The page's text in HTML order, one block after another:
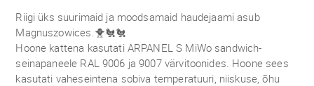
Riigi üks suurimaid ja moodsamaid haudejaami asub
Magnuszowices.🐥🐔🐔
Hoone kattena kasutati ARPANEL S MiWo sandwich-
seinapaneele RAL 9006 ja 9007 värvitoonides. Hoone sees
kasutati vaheseintena sobiva temperatuuri, niiskuse, õhu